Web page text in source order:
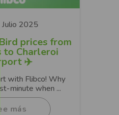
2025
prices from
to Charleroi
✈️
with Flibco! Why
minute when ...
más